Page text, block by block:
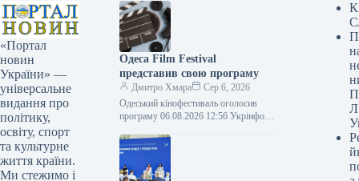
«Портал
новин
України» —
універсальне
видання про
політику,
освіту, спорт
та культурне
життя країни.
Ми стежимо і
Одеса Film Festival
представив свою програму
Дмитро Хмара
Сер 6, 2026
Одеський кінофестиваль оголосив
програму 06.08.2026 12:56 Укрінформ
XVII Одеського міжнародного
кінофестивалю (ОМКФ), котрий
відбудеться у Києві з…
Л